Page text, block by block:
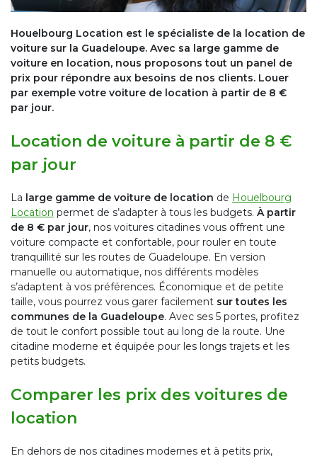
Houelbourg Location est le spécialiste de la location de
voiture sur la Guadeloupe. Avec sa large gamme de
voiture en location, nous proposons tout un panel de
prix pour répondre aux besoins de nos clients. Louer
par exemple votre voiture de location à partir de 8 €
par jour.
Location de voiture à partir de 8 €
par jour
La large gamme de voiture de location de Houelbourg
Location permet de s’adapter à tous les budgets. À partir
de 8 € par jour, nos voitures citadines vous offrent une
voiture compacte et confortable, pour rouler en toute
tranquillité sur les routes de Guadeloupe. En version
manuelle ou automatique, nos différents modèles
s’adaptent à vos préférences. Économique et de petite
taille, vous pourrez vous garer facilement sur toutes les
communes de la Guadeloupe. Avec ses 5 portes, profitez
de tout le confort possible tout au long de la route. Une
citadine moderne et équipée pour les longs trajets et les
petits budgets.
Comparer les prix des voitures de
location
En dehors de nos citadines modernes et à petits prix,